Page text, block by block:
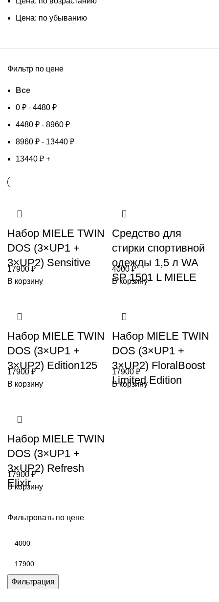
Фильтровать по цене
Фильтрация
Цена: по убыванию
Фильтр по цене
Все
0 ₽ - 4480 ₽
4480 ₽ - 8960 ₽
8960 ₽ - 13440 ₽
13440 ₽ +
Набор MIELE TWIN
DOS (3×UP1 +
3×UP2) Sensitive
17900 ₽
В корзину
Средство для
стирки спортивной
одежды 1,5 л WA
SP 1501 L MIELE
4000₽
В корзину
Набор MIELE TWIN
DOS (3×UP1 +
3×UP2) Edition125
17900 ₽
В корзину
Набор MIELE TWIN
DOS (3×UP1 +
3×UP2) FloralBoost
Limited Edition
17900 ₽
В корзину
Набор MIELE TWIN
DOS (3×UP1 +
3×UP2) Refresh
Elixir
17900 ₽
В корзину